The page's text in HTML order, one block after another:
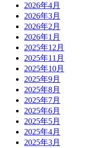
2026年4月
2026年3月
2026年2月
2026年1月
2025年12月
2025年11月
2025年10月
2025年9月
2025年8月
2025年7月
2025年6月
2025年5月
2025年4月
2025年3月